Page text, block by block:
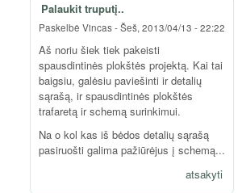
Palaukit truputį..
Paskelbė Vincas-Šeš, 2013/04/13 - 22:22
Aš noriu šiek tiek pakeisti
spausdintinės plokštės projektą. Kai tai
baigsiu, galėsiu paviešinti ir detalių
sąrašą, ir spausdintinės plokštės
trafaretą ir schemą surinkimui.
Na o kol kas iš bėdos detalių sąrašą
pasiruošti galima pažiūrėjus į schemą...
atsakyti